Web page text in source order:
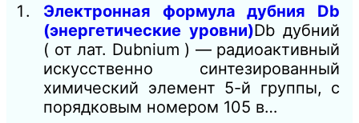
Электронная формула дубния Db
(энергетические уровни)Db дубний
( от лат. Dubnium ) — радиоактивный
искусственно синтезированный
химический элемент 5-й группы, с
порядковым номером 105 в…